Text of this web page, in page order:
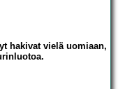
hakivat vielä uomiaan,